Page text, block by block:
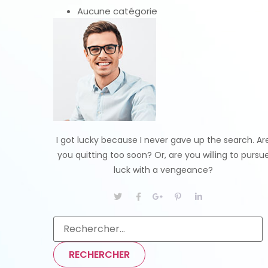
Aucune catégorie
I got lucky because I never gave up the search.
you quitting too soon? Or, are you willing to
luck with a vengeance?